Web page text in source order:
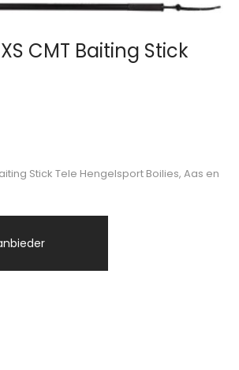
CMT Baiting Stick
Stick Tele Hengelsport Boilies, Aas en